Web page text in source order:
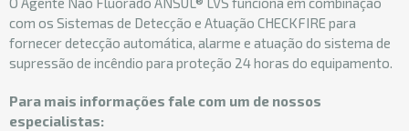
com os Sistemas de Detecção e Atuação CHECKFIRE para
fornecer detecção automática, alarme e atuação do sistema de
supressão de incêndio para proteção 24 horas do equipamento.
Para mais informações fale com um de nossos
especialistas: